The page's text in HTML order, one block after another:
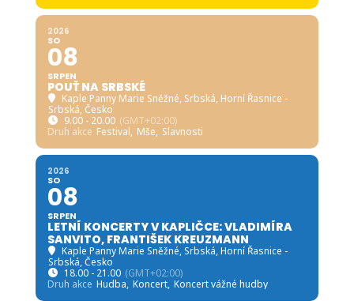
2026
SO
08
SRPEN
POUŤ NA SRBSKÉ
Kaple Panny Marie Sněžné, Srbská, Horní Řasnice -
Srbská, Česko
9.00 - 20.00 (GMT+02:00)
Druh akce Festival, Mše, Slavnosti
2026
SO
08
SRPEN
LETNÍ KONCERTY V KAPLIČCE: VLADIMÍRA
SANVITO, FRANTIŠEK KREUZMANN
Kaple Panny Marie Sněžné, Srbská, Horní Řasnice -
Srbská, Česko
18.00 - 21.00 (GMT+02:00)
Druh akce Hudba, Koncert, Koncert vážné hudby